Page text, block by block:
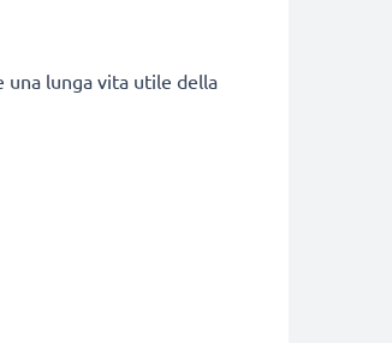
lunga vita utile della